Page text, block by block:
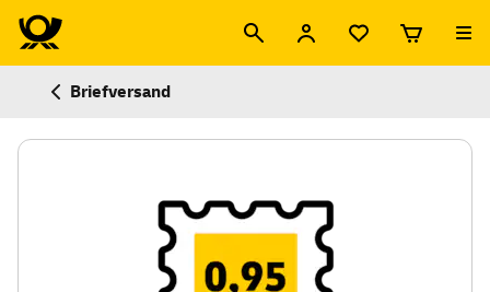
Briefversand